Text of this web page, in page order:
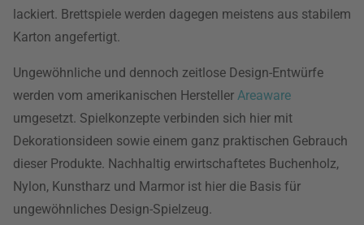
lackiert. Brettspiele werden dagegen meistens aus stabilem
Karton angefertigt.
Ungewöhnliche und dennoch zeitlose Design-Entwürfe
werden vom amerikanischen Hersteller Areaware
umgesetzt. Spielkonzepte verbinden sich hier mit
Dekorationsideen sowie einem ganz praktischen Gebrauch
dieser Produkte. Nachhaltig erwirtschaftetes Buchenholz,
Nylon, Kunstharz und Marmor ist hier die Basis für
ungewöhnliches Design-Spielzeug.